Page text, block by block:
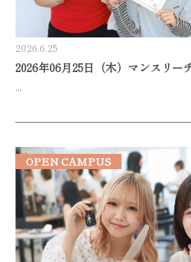
2026.6.25
2026年06月25日（木）マンスリー
...
OPEN CAMPUS